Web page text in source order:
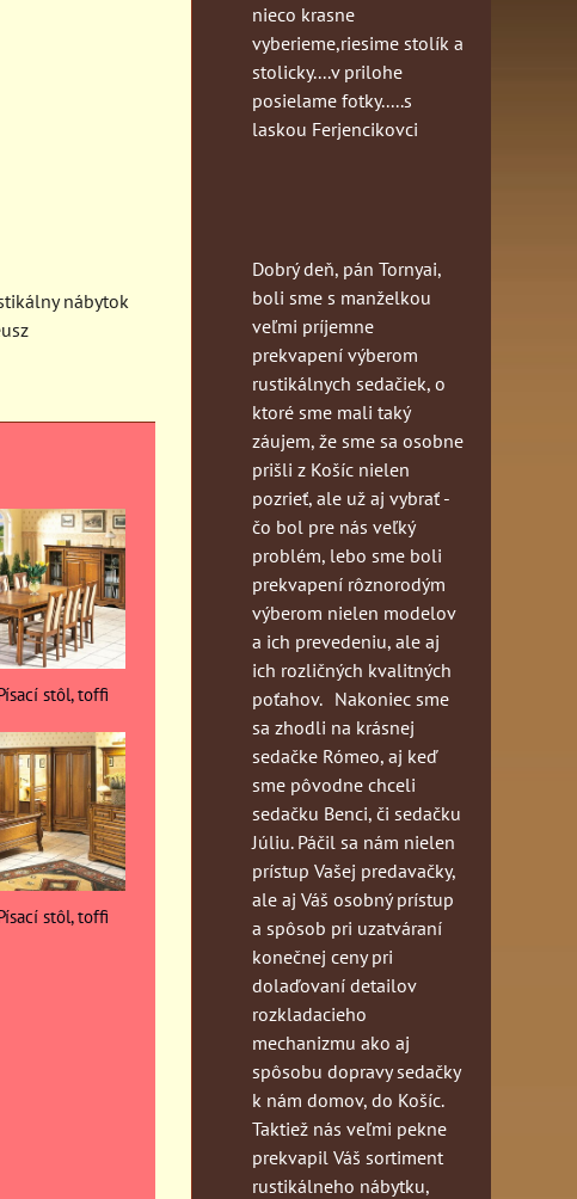
nábytok
stôl, toffi
stôl, toffi
nieco krasne
vyberieme,riesime stolík a
stolicky....v prilohe
posielame fotky.....s
laskou Ferjencikovci
Dobrý deň, pán Tornyai,
boli sme s manželkou
veľmi príjemne
prekvapení výberom
rustikálnych sedačiek, o
ktoré sme mali taký
záujem, že sme sa osobne
prišli z Košíc nielen
pozrieť, ale už aj vybrať -
čo bol pre nás veľký
problém, lebo sme boli
prekvapení rôznorodým
výberom nielen modelov
a ich prevedeniu, ale aj
ich rozličných kvalitných
poťahov. Nakoniec sme
sa zhodli na krásnej
sedačke Rómeo, aj keď
sme pôvodne chceli
sedačku Benci, či sedačku
Júliu. Páčil sa nám nielen
prístup Vašej predavačky,
ale aj Váš osobný prístup
a spôsob pri uzatváraní
konečnej ceny pri
dolaďovaní detailov
rozkladacieho
mechanizmu ako aj
spôsobu dopravy sedačky
k nám domov, do Košíc.
Taktiež nás veľmi pekne
prekvapil Váš sortiment
rustikálneho nábytku,